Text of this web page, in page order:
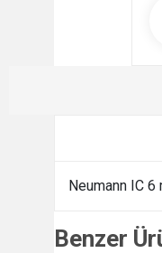
Neumann IC
Benzer